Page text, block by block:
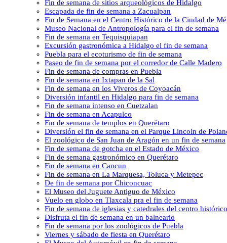
Fin de semana de sitios arqueológicos de Hidalgo
Escapada de fin de semana a Zacualpan
Fin de Semana en el Centro Histórico de la Ciudad de
Museo Nacional de Antropología para el fin de semana
Fin de semana en Tequisquiapan
Excursión gastronómica a Hidalgo el fin de semana
Puebla para el ecoturismo de fin de semana
Paseo de fin de semana por el corredor de Calle Madero
Fin de semana de compras en Puebla
Fin de semana en Ixtapan de la Sal
Fin de semana en los Viveros de Coyoacán
Diversión infantil en Hidalgo para fin de semana
Fin de semana intenso en Cuetzalan
Fin de semana en Acapulco
Fin de semana de templos en Querétaro
Diversión el fin de semana en el Parque Lincoln de
El zoológico de San Juan de Aragón en un fin de semana
Fin de semana de gotcha en el Estado de México
Fin de semana gastronómico en Querétaro
Fin de semana en Cancun
Fin de semana en La Marquesa, Toluca y Metepec
De fin de semana por Chiconcuac
El Museo del Juguete Antiguo de México
Vuelo en globo en Tlaxcala pra el fin de semana
Fin de semana de iglesias y catedrales del centro
Disfruta el fin de semana en un balneario
Fin de semana por los zoológicos de Puebla
Viernes y sábado de fiesta en Querétaro